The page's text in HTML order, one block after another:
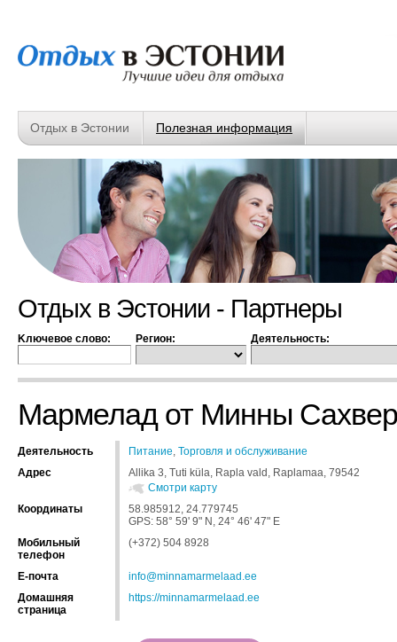
Отдых в Эстонии Полезная информация
Отдых в Эстонии - Партнеры
Kлючевое слово: Регион: Деятельность:
Мармелад от Минны Сахвер
Деятельность Питание, Торговля и обслуживание
Адрес
Allika 3, Tuti küla, Rapla vald, Raplamaa, 79542
Смотри карту
Координаты
58.985912, 24.779745
GPS: 58° 59' 9" N, 24° 46' 47" E
Мобильный
телефон
(+372) 504 8928
Е-почта
info@minnamarmelaad.ee
Домашняя
страница
https://minnamarmelaad.ee